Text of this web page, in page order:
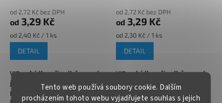
Tento web používá soubory cookie. Dalším
procházením tohoto webu vyjadřujete souhlas s jejich
✅Paletu za výhodnější cenu
objednejte
objednejteZDE
od 2,72 Kč bez DPH
od 3,29 Kč
Měrná
cena:
od 2,40 Kč / 1 ks
DETAIL
VIP nabídka při odběru nad
jednu paletu produktů nebo
pravidelné spolupráci !!!
od 2,72 Kč bez DPH
od 3,29 Kč
Měrná
cena:
od 2,30 Kč / 1 ks
DETAIL
VIP nabídka při odběru nad
jednu paletu produktů nebo
pravidelné spolupráci !!!